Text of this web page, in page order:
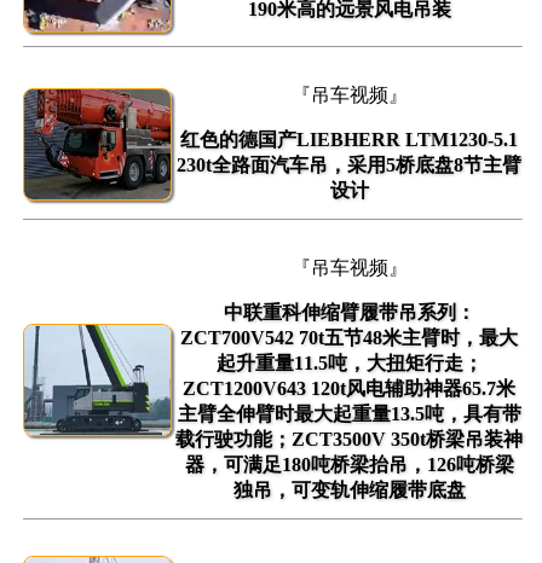
190米高的远景风电吊装
『吊车视频』
红色的德国产LIEBHERR LTM1230-5.1
230t全路面汽车吊，采用5桥底盘8节主臂
设计
『吊车视频』
中联重科伸缩臂履带吊系列：
ZCT700V542 70t五节48米主臂时，最大
起升重量11.5吨，大扭矩行走；
ZCT1200V643 120t风电辅助神器65.7米
主臂全伸臂时最大起重量13.5吨，具有带
载行驶功能；ZCT3500V 350t桥梁吊装神
器，可满足180吨桥梁抬吊，126吨桥梁
独吊，可变轨伸缩履带底盘